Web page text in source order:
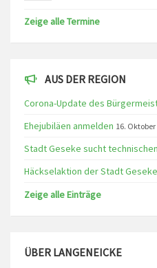
Zeige alle Termine
AUS DER REGION
Corona-Update des
Ehejubiläen anmelden 16. Oktober
Stadt Geseke sucht
Häckselaktion der Stadt Geseke
Zeige alle Einträge
ÜBER LANGENEICKE